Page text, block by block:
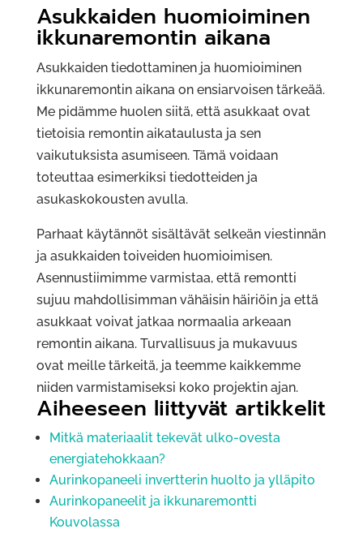
Asukkaiden huomioiminen
ikkunaremontin aikana
Asukkaiden tiedottaminen ja huomioiminen
ikkunaremontin aikana on ensiarvoisen tärkeää.
Me pidämme huolen siitä, että asukkaat ovat
tietoisia remontin aikataulusta ja sen
vaikutuksista asumiseen. Tämä voidaan
toteuttaa esimerkiksi tiedotteiden ja
asukaskokousten avulla.
Parhaat käytännöt sisältävät selkeän viestinnän
ja asukkaiden toiveiden huomioimisen.
Asennustiimimme varmistaa, että remontti
sujuu mahdollisimman vähäisin häiriöin ja että
asukkaat voivat jatkaa normaalia arkeaan
remontin aikana. Turvallisuus ja mukavuus
ovat meille tärkeitä, ja teemme kaikkemme
niiden varmistamiseksi koko projektin ajan.
Aiheeseen liittyvät artikkelit
Mitkä materiaalit tekevät ulko-ovesta
energiatehokkaan?
Aurinkopaneeli invertterin huolto ja ylläpito
Aurinkopaneelit ja ikkunaremontti
Kouvolassa